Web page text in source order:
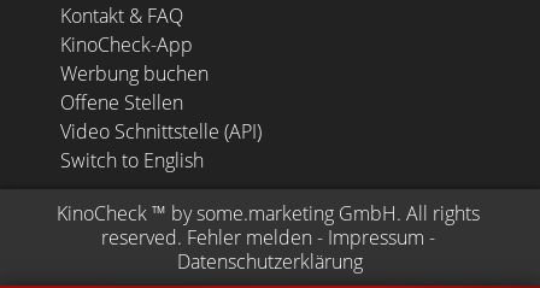
Kontakt & FAQ
KinoCheck-App
Werbung buchen
Offene Stellen
Video Schnittstelle (API)
Switch to English
KinoCheck ™ by some.marketing GmbH. All rights
reserved. Fehler melden - Impressum -
Datenschutzerklärung